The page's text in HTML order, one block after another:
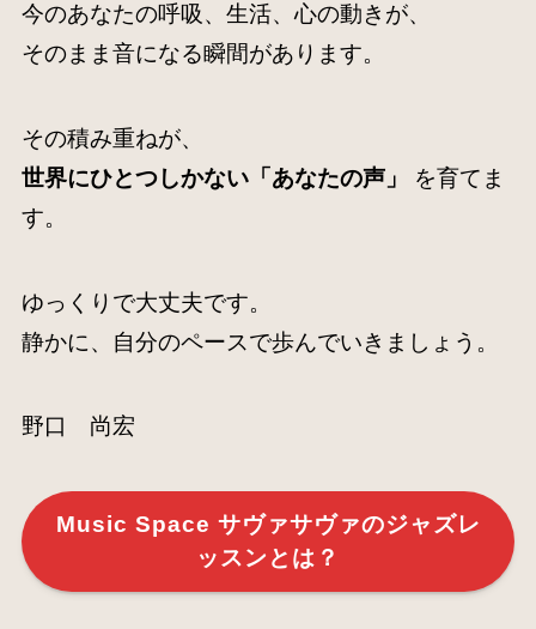
今のあなたの呼吸、生活、心の動きが、
そのまま音になる瞬間があります。
その積み重ねが、
世界にひとつしかない「あなたの声」
を育てま
す。
ゆっくりで大丈夫です。
静かに、自分のペースで歩んでいきましょう。
野口 尚宏
Music Space サヴァサヴァのジャズレ
ッスンとは？